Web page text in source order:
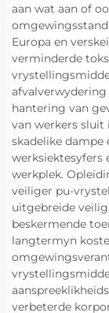
aan wat aan of
Europa en
verminderde
hantering van
van werkers
skadelike
werksiektesyfers
werkplek.
veiliger pu-
uitgebreide
beskermende
langtermyn
verbeterde